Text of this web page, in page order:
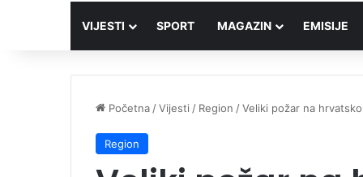
VIJESTI SPORT MAGAZIN EMISIJE
Početna /Vijesti / Region /Veliki požar na
Region